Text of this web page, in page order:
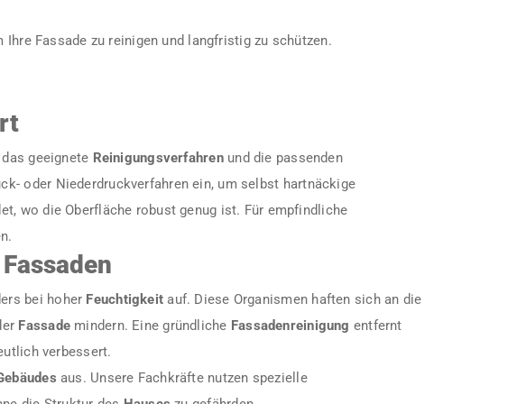
Ihre Fassade zu reinigen und langfristig zu schützen.
geeignete Reinigungsverfahrenund die passenden
oder Niederdruckverfahren ein, um selbst hartnäckige
wo die Oberfläche robust genug ist. Für empfindliche
bei hoher Feuchtigkeit auf. Diese Organismen haften sich an die
Fassademindern. Eine gründliche Fassadenreinigung entfernt
verbessert.
aus. Unsere Fachkräfte nutzen spezielle